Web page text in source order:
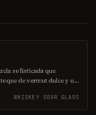
sofisticada que
de vermut dulce y un
perfecto para
rinde homenaje a un
WHISKEY SOUR GLASS